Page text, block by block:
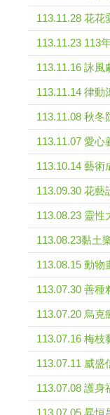
113.11.28 花花
113.11.23 113
113.11.16 詠風
113.11.14 律動
113.11.08 秋冬
113.11.07 愛心
113.10.14 藝術
113.09.30 花藝
113.08.23 靈性
113.08.23黏土
113.08.15 動物
113.07.30 善種
113.07.20 烏克
113.07.16 梅枝
113.07.11 威盛
113.07.08 護身
113.07.05 昇恒